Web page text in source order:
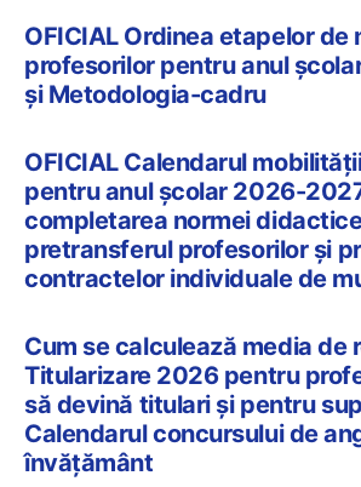
OFICIAL Ordinea etapelor de
profesorilor pentru anul
și Metodologia-cadru
OFICIAL Calendarul
pentru anul școlar 2026-
completarea normei
pretransferul profesorilor și
contractelor individuale de
Cum se calculează media de
Titularizare 2026 pentru
să devină titulari și pentru
Calendarul concursului de
învățământ